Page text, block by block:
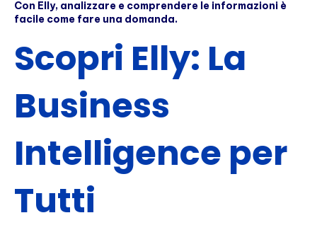
Con Elly, analizzare e comprendere le informazioni è
facile come fare una domanda.
Scopri Elly: La
Business
Intelligence per
Tutti